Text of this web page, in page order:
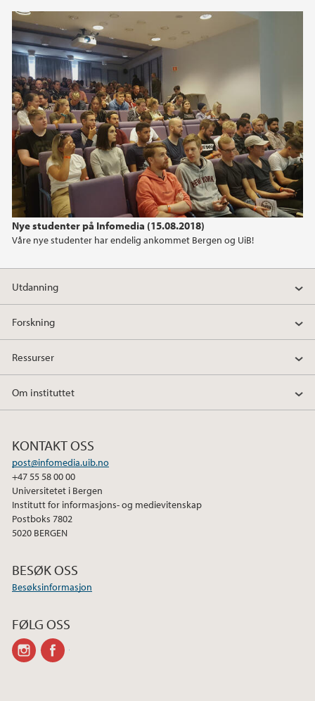
Nye studenter på Infomedia (15.08.2018)
Våre nye studenter har endelig ankommet Bergen og UiB!
Utdanning
Forskning
Ressurser
Om instituttet
KONTAKT OSS
post@infomedia.uib.no
+47 55 58 00 00
Universitetet i Bergen
Institutt for informasjons- og medievitenskap
Postboks 7802
5020 BERGEN
BESØK OSS
Besøksinformasjon
FØLG OSS
instagram